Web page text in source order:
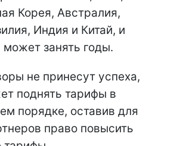
Корея, Австралия,
Индия и Китай, и
может занять годы.
не принесут успеха,
поднять тарифы в
порядке, оставив для
право повысить